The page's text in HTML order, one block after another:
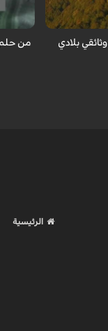
بلادي من حلم
الرئيسية